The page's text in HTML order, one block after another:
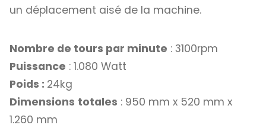
un déplacement aisé de la machine.
Nombre de tours par minute : 3100rpm
Puissance : 1.080 Watt
Poids : 24kg
Dimensions totales : 950 mm x 520 mm x
1.260 mm